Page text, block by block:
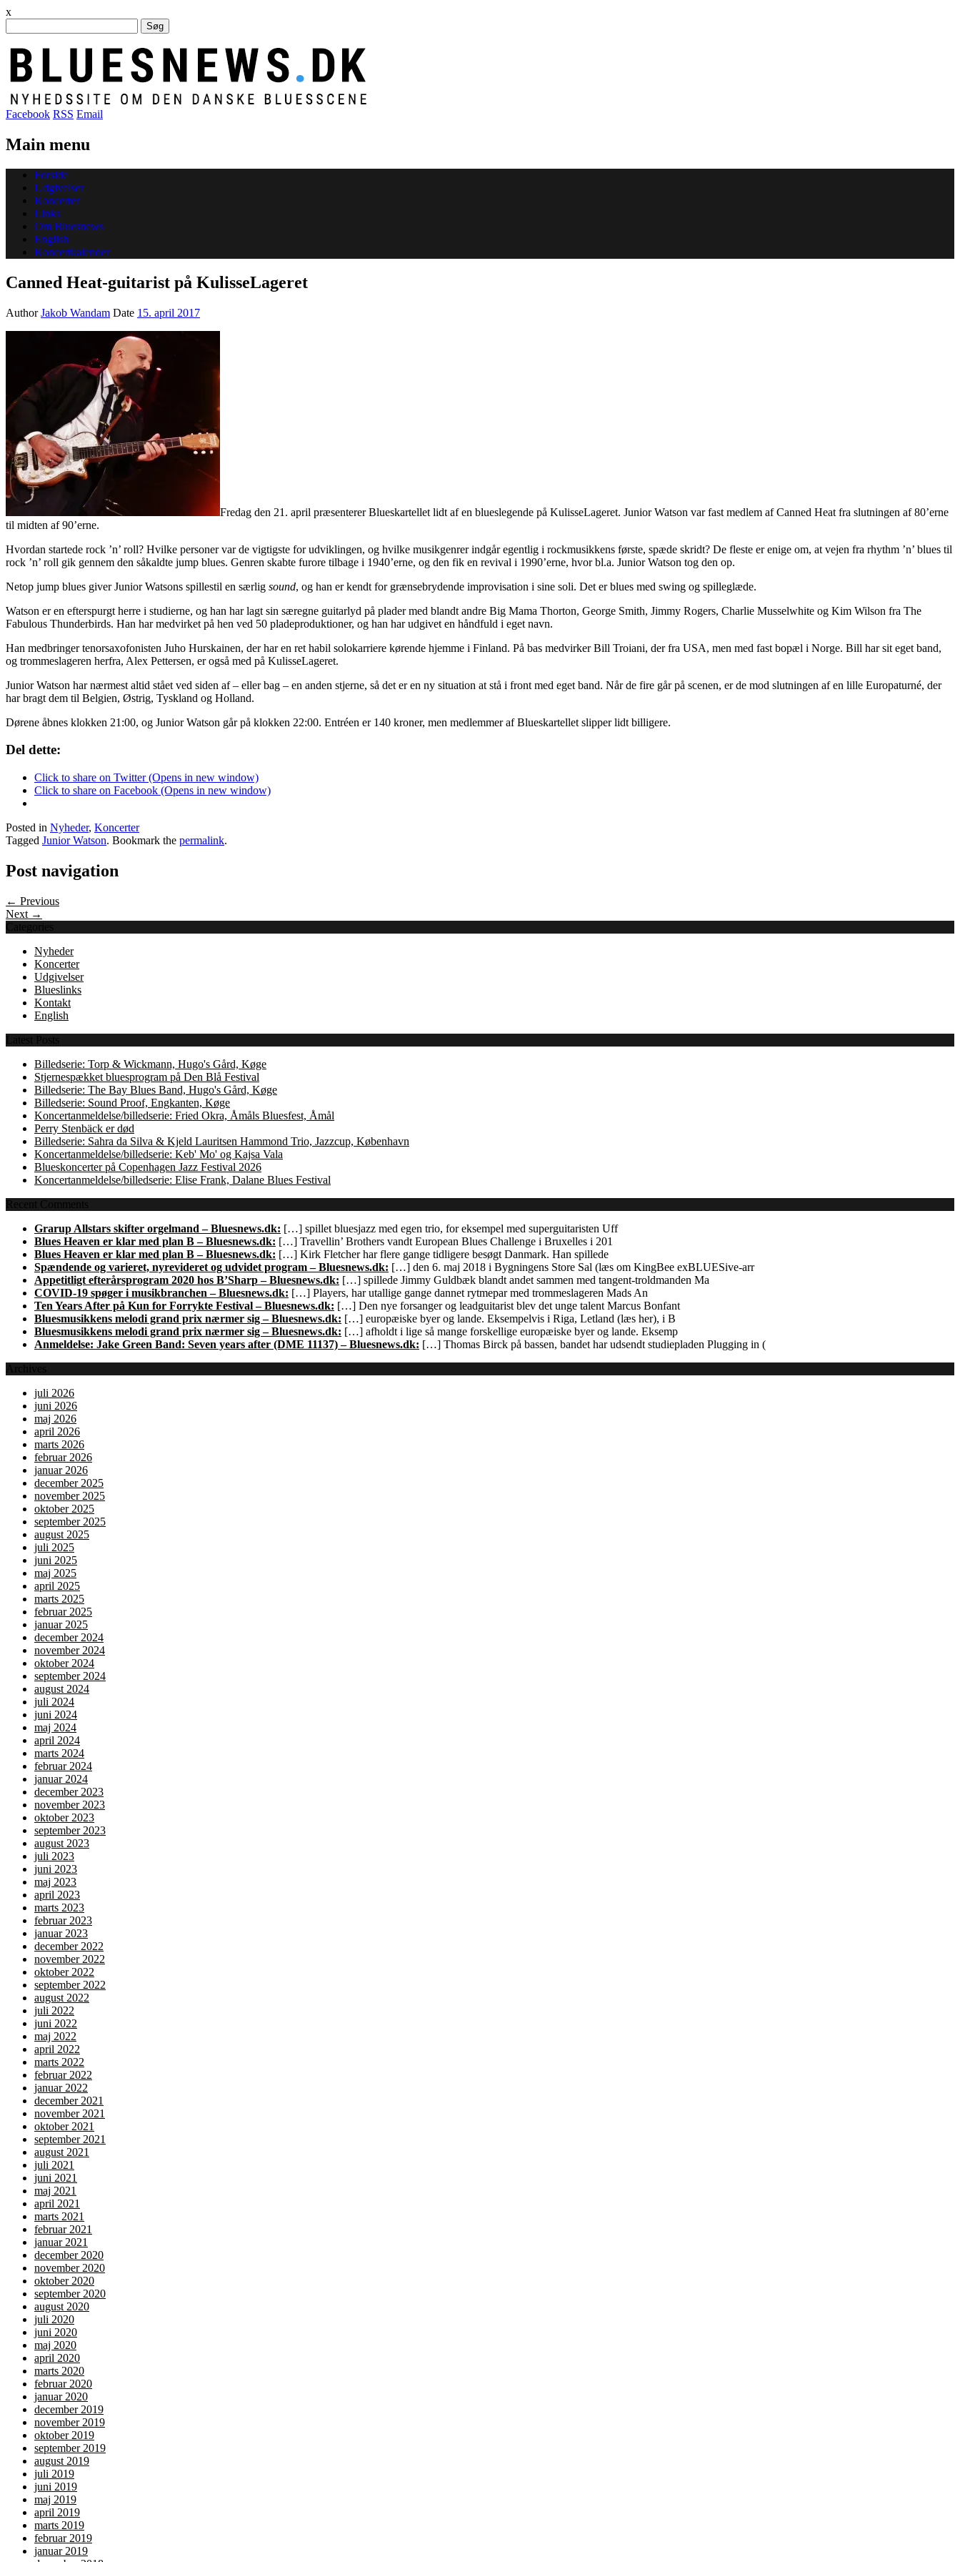
x
efter:
Facebook RSS Email
Main menu
Skip
content
Forside
Udgivelser
Koncerter
Links
Om Bluesnews
English
Koncertkalender
Canned Heat-guitarist på KulisseLageret
AuthorJakob Wandam Date 15. april 2017
Fredag den 21. april præsenterer Blueskartellet lidt af en blueslegende på KulisseLageret. Junior Watson var fast medlem af Canned Heat fra slutningen af 80’erne
til midten af 90’erne.
Hvordan startede rock ’n’ roll? Hvilke personer var de vigtigste for udviklingen, og hvilke musikgenrer indgår egentlig i rockmusikkens første, spæde skridt? De fleste er enige om, at vejen fra rhythm ’n’ blues til
rock ’n’ roll gik gennem den såkaldte jump blues. Genren skabte furore tilbage i 1940’erne, og den fik en revival i 1990’erne, hvor bl.a. Junior Watson tog den op.
Netop jump blues giver Junior Watsons spillestil en særlig sound, og han er kendt for grænsebrydende improvisation i sine soli. Det er blues med swing og spilleglæde.
Watson er en efterspurgt herre i studierne, og han har lagt sin særegne guitarlyd på plader med blandt andre Big Mama Thorton, George Smith, Jimmy Rogers, Charlie Musselwhite og Kim Wilson fra The
Fabulous Thunderbirds. Han har medvirket på hen ved 50 pladeproduktioner, og han har udgivet en håndfuld i eget navn.
Han medbringer tenorsaxofonisten Juho Hurskainen, der har en ret habil solokarriere kørende hjemme i Finland. På bas medvirker Bill Troiani, der fra USA, men med fast bopæl i Norge. Bill har sit eget band,
og trommeslageren herfra, Alex Pettersen, er også med på KulisseLageret.
Junior Watson har nærmest altid stået ved siden af – eller bag – en anden stjerne, så det er en ny situation at stå i front med eget band. Når de fire går på scenen, er de mod slutningen af en lille Europaturné, der
har bragt dem til Belgien, Østrig, Tyskland og Holland.
Dørene åbnes klokken 21:00, og Junior Watson går på klokken 22:00. Entréen er 140 kroner, men medlemmer af Blueskartellet slipper lidt billigere.
Del dette:
Click to share on Twitter (Opens in new window)
Click to share on Facebook (Opens in new window)
Posted in Nyheder, Koncerter
Tagged Junior Watson. Bookmark the permalink.
Post navigation
← Previous
Next →
Categories
Nyheder
Koncerter
Udgivelser
Blueslinks
Kontakt
English
Latest Posts
Billedserie: Torp & Wickmann, Hugo's Gård, Køge
Stjernespækket bluesprogram på Den Blå Festival
Billedserie: The Bay Blues Band, Hugo's Gård, Køge
Billedserie: Sound Proof, Engkanten, Køge
Koncertanmeldelse/billedserie: Fried Okra, Åmåls Bluesfest, Åmål
Perry Stenbäck er død
Billedserie: Sahra da Silva & Kjeld Lauritsen Hammond Trio, Jazzcup, København
Koncertanmeldelse/billedserie: Keb' Mo' og Kajsa Vala
Blueskoncerter på Copenhagen Jazz Festival 2026
Koncertanmeldelse/billedserie: Elise Frank, Dalane Blues Festival
Recent Comments
Grarup Allstars skifter orgelmand – Bluesnews.dk: […] spillet bluesjazz med egen trio, for eksempel med superguitaristen Uff
Blues Heaven er klar med plan B – Bluesnews.dk: […] Travellin’ Brothers vandt European Blues Challenge i Bruxelles i 201
Blues Heaven er klar med plan B – Bluesnews.dk: […] Kirk Fletcher har flere gange tidligere besøgt Danmark. Han spillede
Spændende og varieret, nyrevideret og udvidet program – Bluesnews.dk: […] den 6. maj 2018 i Bygningens Store Sal (læs om KingBee exBLUESive-arr
Appetitligt efterårsprogram 2020 hos B’Sharp – Bluesnews.dk: […] spillede Jimmy Guldbæk blandt andet sammen med tangent-troldmanden Ma
COVID-19 spøger i musikbranchen – Bluesnews.dk: […] Players, har utallige gange dannet rytmepar med trommeslageren Mads An
Ten Years After på Kun for Forrykte Festival – Bluesnews.dk: […] Den nye forsanger og leadguitarist blev det unge talent Marcus Bonfant
Bluesmusikkens melodi grand prix nærmer sig – Bluesnews.dk: […] europæiske byer og lande. Eksempelvis i Riga, Letland (læs her), i B
Bluesmusikkens melodi grand prix nærmer sig – Bluesnews.dk: […] afholdt i lige så mange forskellige europæiske byer og lande. Eksemp
Anmeldelse: Jake Green Band: Seven years after (DME 11137) – Bluesnews.dk: […] Thomas Birck på bassen, bandet har udsendt studiepladen Plugging in (
Archives
juli 2026
juni 2026
maj 2026
april 2026
marts 2026
februar 2026
januar 2026
december 2025
november 2025
oktober 2025
september 2025
august 2025
juli 2025
juni 2025
maj 2025
april 2025
marts 2025
februar 2025
januar 2025
december 2024
november 2024
oktober 2024
september 2024
august 2024
juli 2024
juni 2024
maj 2024
april 2024
marts 2024
februar 2024
januar 2024
december 2023
november 2023
oktober 2023
september 2023
august 2023
juli 2023
juni 2023
maj 2023
april 2023
marts 2023
februar 2023
januar 2023
december 2022
november 2022
oktober 2022
september 2022
august 2022
juli 2022
juni 2022
maj 2022
april 2022
marts 2022
februar 2022
januar 2022
december 2021
november 2021
oktober 2021
september 2021
august 2021
juli 2021
juni 2021
maj 2021
april 2021
marts 2021
februar 2021
januar 2021
december 2020
november 2020
oktober 2020
september 2020
august 2020
juli 2020
juni 2020
maj 2020
april 2020
marts 2020
februar 2020
januar 2020
december 2019
november 2019
oktober 2019
september 2019
august 2019
juli 2019
juni 2019
maj 2019
april 2019
marts 2019
februar 2019
januar 2019